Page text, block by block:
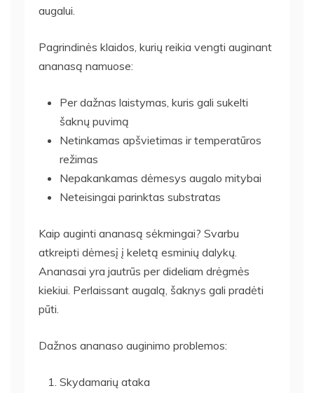
augalui.
Pagrindinės klaidos, kurių reikia vengti auginant
ananasą namuose:
Per dažnas laistymas, kuris gali sukelti
šaknų puvimą
Netinkamas apšvietimas ir temperatūros
režimas
Nepakankamas dėmesys augalo mitybai
Neteisingai parinktas substratas
Kaip auginti ananasą sėkmingai? Svarbu
atkreipti dėmesį į keletą esminių dalykų.
Ananasai yra jautrūs per dideliam drėgmės
kiekiui. Perlaissant augalą, šaknys gali pradėti
pūti.
Dažnos ananaso auginimo problemos:
Skydamarių ataka